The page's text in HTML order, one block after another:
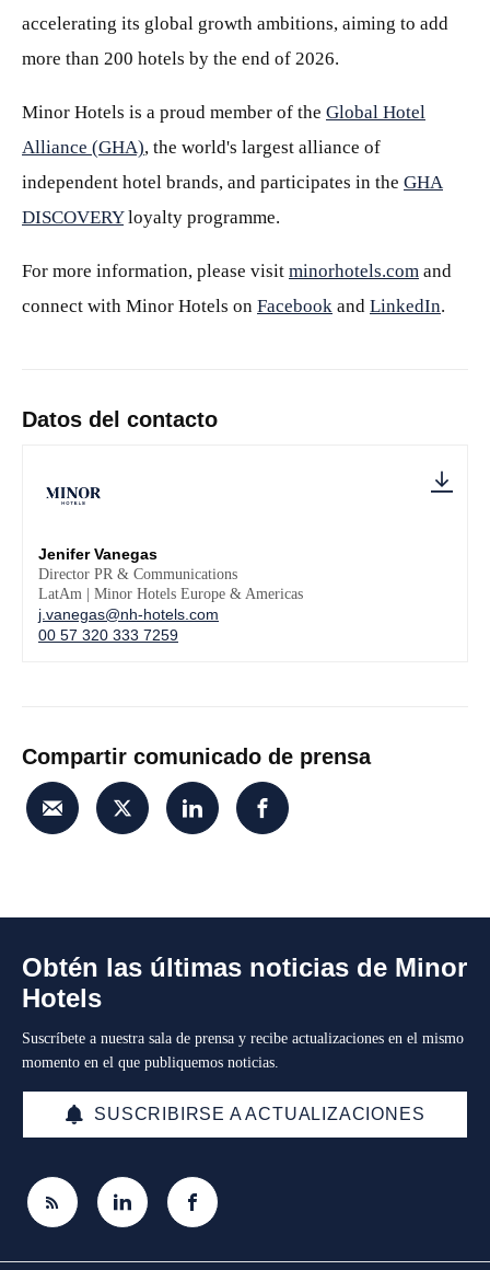
accelerating its global growth ambitions, aiming to add
more than 200 hotels by the end of 2026.
Minor Hotels is a proud member of the Global Hotel
Alliance (GHA), the world's largest alliance of
independent hotel brands, and participates in the GHA
DISCOVERYloyalty programme.
For more information, please visit minorhotels.com and
connect with Minor Hotels on Facebook and LinkedIn.
Datos del contacto
Jenifer Vanegas
Director PR & Communications
LatAm | Minor Hotels Europe & Americas
j.vanegas@nh-hotels.com
00 57 320 333 7259
Compartir comunicado de prensa
Obtén las últimas noticias de Minor
Hotels
Suscríbete a nuestra sala de prensa y recibe actualizaciones en el mismo
momento en el que publiquemos noticias.
SUSCRIBIRSE A ACTUALIZACIONES